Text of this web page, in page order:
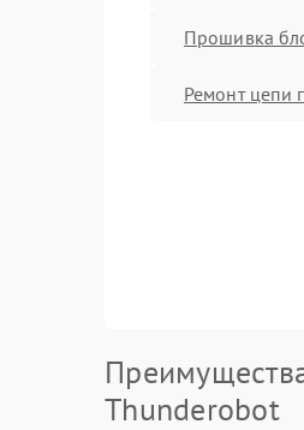
Прошивка
Ремонт цепи
Thunderobot